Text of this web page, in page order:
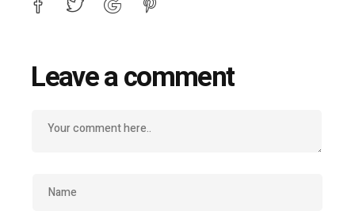
Leave a comment